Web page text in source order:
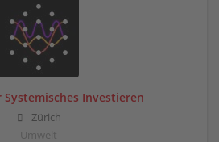
Investieren
Zürich
Umwelt